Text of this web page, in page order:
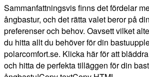
Sammanfattningsvis finns det fördelar
ångbastur, och det rätta valet beror på
preferenser och behov. Oavsett vilket
du hitta allt du behöver för din
polarcomfort.se. Klicka här för att
och hitta de perfekta tilläggen för din